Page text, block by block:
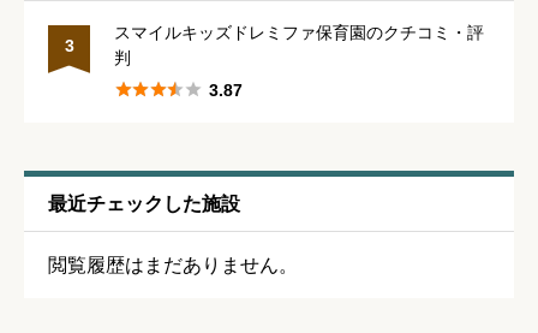
星の数をお選びください
通いやすさ 必須
星の数をお選びください 
3
スマイルキッズドレミファ保育園のクチコミ・評
判
 3.87
最近チェックした施設
閲覧履歴はまだありません。